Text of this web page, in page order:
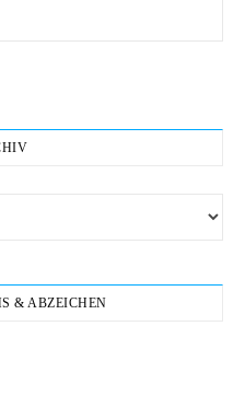
& ABZEICHEN